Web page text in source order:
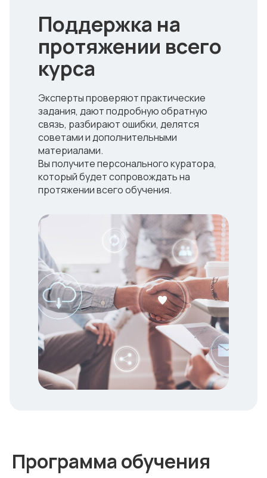
Поддержка на
протяжении всего
курса
Эксперты проверяют практические
задания, дают подробную обратную
связь, разбирают ошибки, делятся
советами и дополнительными
материалами.
Вы получите персонального куратора,
который будет сопровождать на
протяжении всего обучения.
Программа обучения